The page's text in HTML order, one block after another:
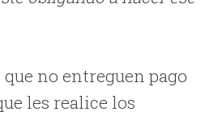
no entreguen pago
les realice los